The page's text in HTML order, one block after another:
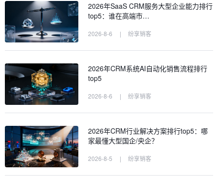
2026年SaaS CRM服务大型企业能力排行
top5：谁在高端市…
2026-8-6 | 纷享销客
2026年CRM系统AI自动化销售流程排行
top5
2026-8-6 | 纷享销客
2026年CRM行业解决方案排行top5：哪
家最懂大型国企/央企？
2026-8-5 | 纷享销客